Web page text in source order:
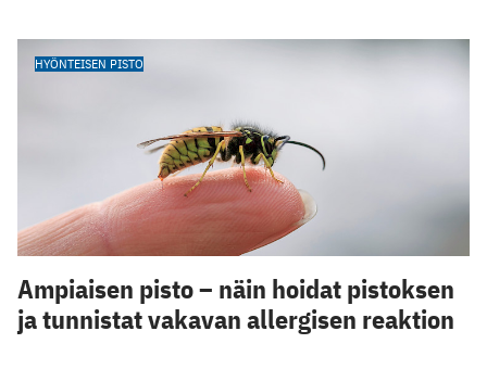
HYÖNTEISEN PISTO
Ampiaisen pisto – näin hoidat pistoksen
ja tunnistat vakavan allergisen reaktion